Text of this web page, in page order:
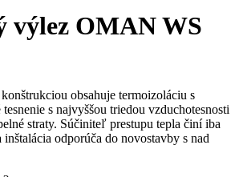
výlez OMAN WS
obsahuje termoizoláciu s
s najvyššou triedou vzduchotesnosti
straty. Súčiniteľ prestupu tepla činí iba
odporúča do novostavby s nad